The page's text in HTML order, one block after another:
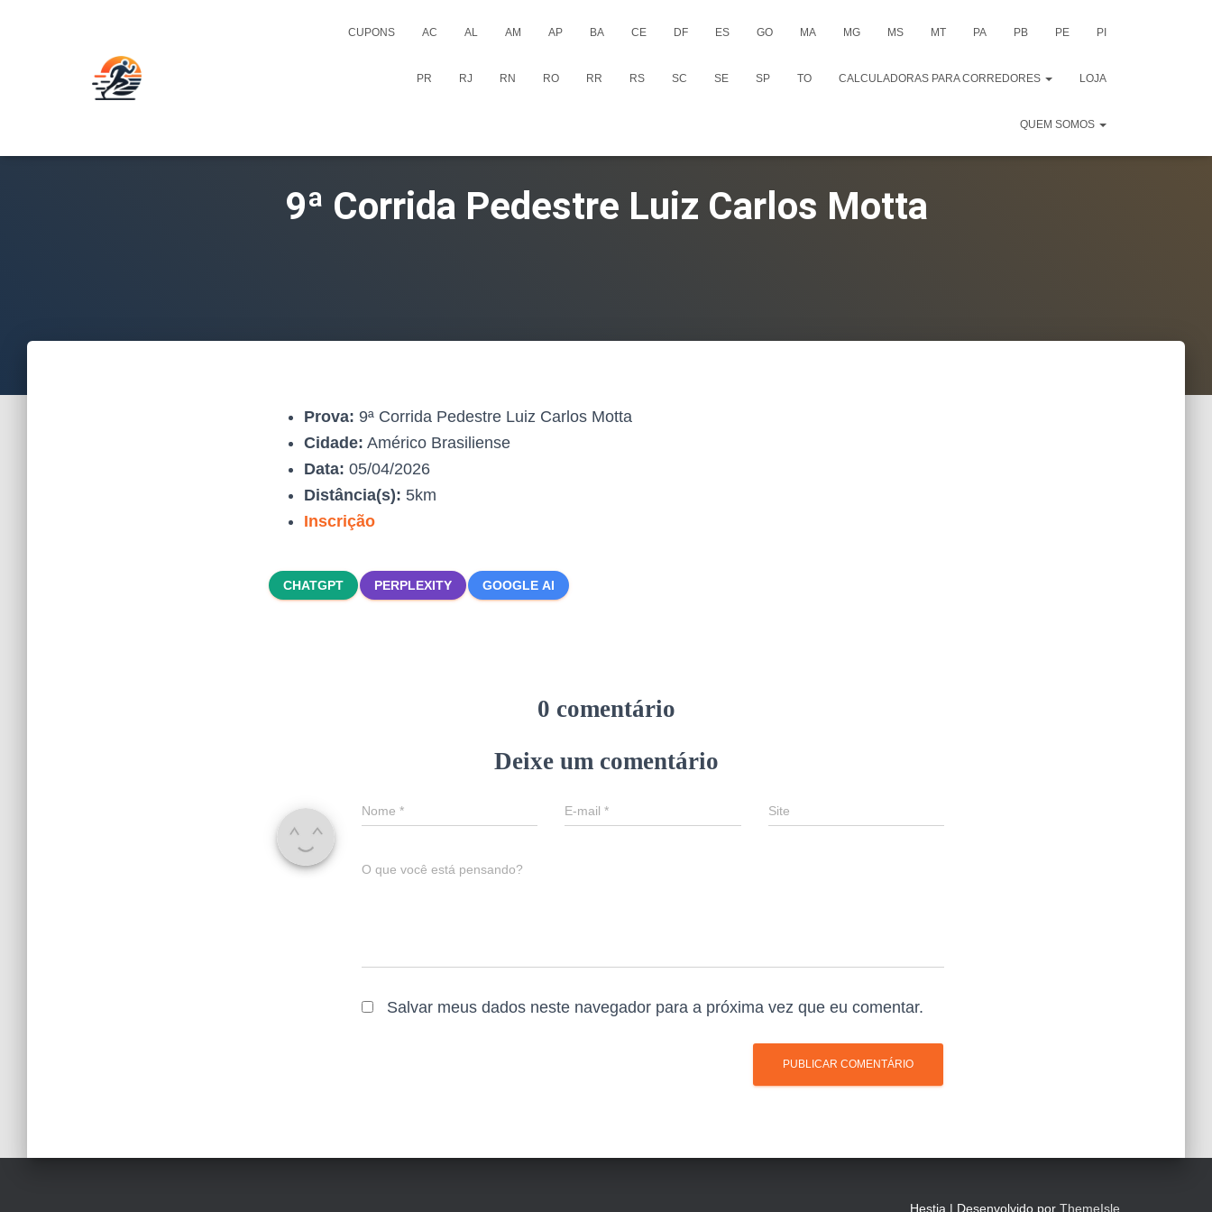
CUPONS AC AL AM AP BA CE DF ES GO MA MG MS MT PA PB PE PI
PR RJ RN RO RR RS SC SE SP TO CALCULADORAS PARA CORREDORES LOJA
QUEM SOMOS
9ª Corrida Pedestre Luiz Carlos Motta
Prova: 9ª Corrida Pedestre Luiz Carlos Motta
Cidade: Américo Brasiliense
Data: 05/04/2026
Distância(s): 5km
Inscrição
CHATGPT PERPLEXITY GOOGLE AI
0 comentário
Deixe um comentário
Nome * E-mail* Site
O que você está pensando?
Salvar meus dados neste navegador para a próxima vez que eu comentar.
Hestia | Desenvolvido por ThemeIsle